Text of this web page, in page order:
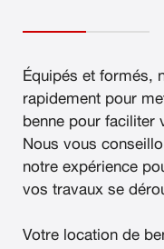
Équipés et formés,
rapidement pour
benne pour faciliter
Nous vous
notre expérience
vos travaux se
Votre location de